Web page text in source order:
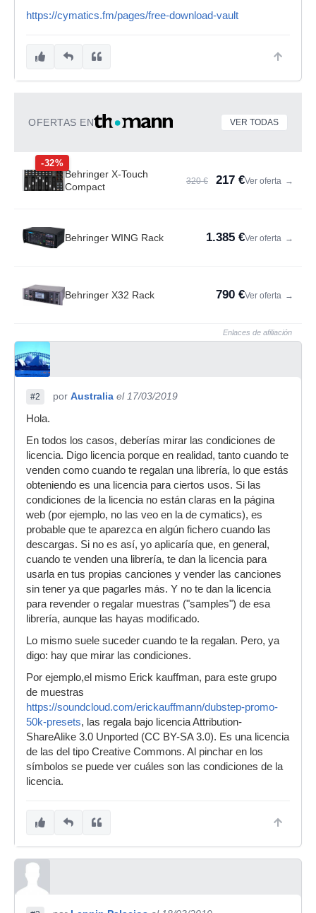
https://cymatics.fm/pages/free-download-vault
OFERTAS EN VER TODAS
-32%
Behringer X-Touch
Compact
320 € 217 €Ver oferta →
Behringer WING Rack 1.385 €Ver oferta →
Behringer X32 Rack 790 €Ver oferta →
Enlaces de afiliación
#2 por Australia el 17/03/2019
Hola.
En todos los casos, deberías mirar las condiciones de
licencia. Digo licencia porque en realidad, tanto cuando te
venden como cuando te regalan una librería, lo que estás
obteniendo es una licencia para ciertos usos. Si las
condiciones de la licencia no están claras en la página
web (por ejemplo, no las veo en la de cymatics), es
probable que te aparezca en algún fichero cuando las
descargas. Si no es así, yo aplicaría que, en general,
cuando te venden una librería, te dan la licencia para
usarla en tus propias canciones y vender las canciones
sin tener ya que pagarles más. Y no te dan la licencia
para revender o regalar muestras ("samples") de esa
librería, aunque las hayas modificado.
Lo mismo suele suceder cuando te la regalan. Pero, ya
digo: hay que mirar las condiciones.
Por ejemplo,el mismo Erick kauffman, para este grupo
de muestras
https://soundcloud.com/erickauffmann/dubstep-promo-
50k-presets, las regala bajo licencia Attribution-
ShareAlike 3.0 Unported (CC BY-SA 3.0). Es una licencia
de las del tipo Creative Commons. Al pinchar en los
símbolos se puede ver cuáles son las condiciones de la
licencia.